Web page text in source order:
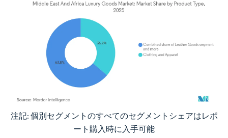
画像 © Mordor Intelligence。再利用にはCC BY 4.0の表示が必要です。
注記: 個別セグメントのすべてのセグメントシェアはレポ
ート購入時に入手可能